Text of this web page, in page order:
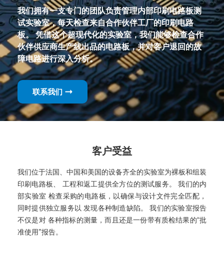
我们拥有一支专门的团队负责管理内部印刷电路板测
试实验室，每天检查来自合作伙伴工厂的印刷电路
板。 凭借这个超现代化的实验室，我们能够检查合作
伙伴供应商生产线出品的电路板，并对客户退回的故
障电路进行深入分析。
联系我们
客户受益
我们位于法国、中国和美国的设备齐全的实验室为裸板和组装
印刷电路板、 工程和返工提供全方位的测试服务。 我们的内
部实验室 检查采购的电路板，以确保与设计文件完全匹配，
同时提供独立服务以 发现各种制造缺陷。 我们的实验室报告
不仅是对 各种指标的测量，而且还是一份带有质检结果的“批
准使用”报告。